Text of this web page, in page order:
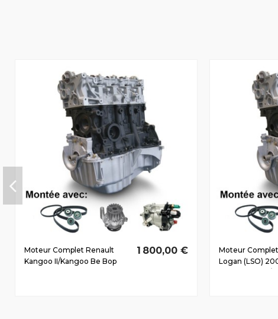
Moteur Complet Renault
Kangoo II/Kangoo Be Bop
1 800,00 €
Moteur
Logan (LSO)